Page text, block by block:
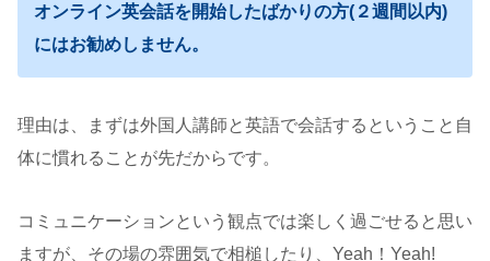
オンライン英会話を開始したばかりの方(２週間以内)
にはお勧めしません。
理由は、まずは外国人講師と英語で会話するということ自
体に慣れることが先だからです。
コミュニケーションという観点では楽しく過ごせると思い
ますが、その場の雰囲気で相槌したり、Yeah！Yeah!